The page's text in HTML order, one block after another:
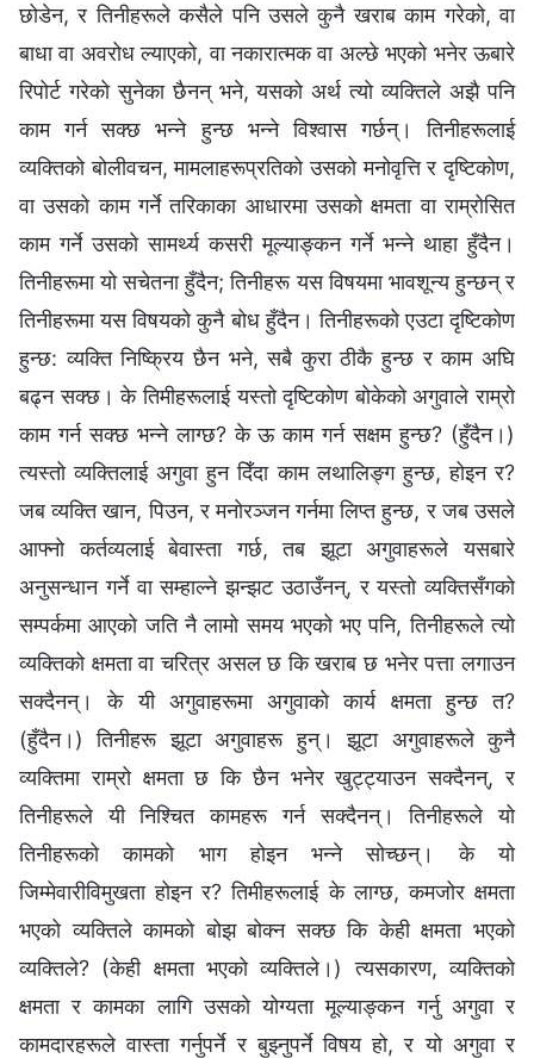
छोडेन, र तिनीहरूले कसैले पनि उसले कुनै खराब काम गरेको, वा
बाधा वा अवरोध ल्याएको, वा नकारात्मक वा अल्छे भएको भनेर ऊबारे
रिपोर्ट गरेको सुनेका छैनन् भने, यसको अर्थ त्यो व्यक्तिले अझै पनि
काम गर्न सक्छ भन्‍ने हुन्छ भन्‍ने विश्‍वास गर्छन्। तिनीहरूलाई
व्यक्तिको बोलीवचन, मामलाहरूप्रतिको उसको मनोवृत्ति र दृष्टिकोण,
वा उसको काम गर्ने तरिकाका आधारमा उसको क्षमता वा राम्रोसित
काम गर्ने उसको सामर्थ्य कसरी मूल्याङ्कन गर्ने भन्‍ने थाहा हुँदैन।
तिनीहरूमा यो सचेतना हुँदैन; तिनीहरू यस विषयमा भावशून्य हुन्छन् र
तिनीहरूमा यस विषयको कुनै बोध हुँदैन। तिनीहरूको एउटा दृष्टिकोण
हुन्छ: व्यक्ति निष्क्रिय छैन भने, सबै कुरा ठीकै हुन्छ र काम अघि
बढ्न सक्छ। के तिमीहरूलाई यस्तो दृष्टिकोण बोकेको अगुवाले राम्रो
काम गर्न सक्छ भन्‍ने लाग्छ? के ऊ काम गर्न सक्षम हुन्छ? (हुँदैन।)
त्यस्तो व्यक्तिलाई अगुवा हुन दिँदा काम लथालिङ्ग हुन्छ, होइन र?
जब व्यक्ति खान, पिउन, र मनोरञ्जन गर्नमा लिप्त हुन्छ, र जब उसले
आफ्नो कर्तव्यलाई बेवास्ता गर्छ, तब झूटा अगुवाहरूले यसबारे
अनुसन्धान गर्ने वा सम्हाल्ने झन्झट उठाउँनन्, र यस्तो व्यक्तिसँगको
सम्पर्कमा आएको जति नै लामो समय भएको भए पनि, तिनीहरूले त्यो
व्यक्तिको क्षमता वा चरित्र असल छ कि खराब छ भनेर पत्ता लगाउन
सक्दैनन्। के यी अगुवाहरूमा अगुवाको कार्य क्षमता हुन्छ त?
(हुँदैन।) तिनीहरू झूटा अगुवाहरू हुन्। झूटा अगुवाहरूले कुनै
व्यक्तिमा राम्रो क्षमता छ कि छैन भनेर खुट्ट्याउन सक्दैनन्, र
तिनीहरूले यी निश्‍चित कामहरू गर्न सक्दैनन्। तिनीहरूले यो
तिनीहरूको कामको भाग होइन भन्‍ने सोच्छन्। के यो
जिम्मेवारीविमुखता होइन र? तिमीहरूलाई के लाग्छ, कमजोर क्षमता
भएको व्यक्तिले कामको बोझ बोक्न सक्छ कि केही क्षमता भएको
व्यक्तिले? (केही क्षमता भएको व्यक्तिले।) त्यसकारण, व्यक्तिको
क्षमता र कामका लागि उसको योग्यता मूल्याङ्कन गर्नु अगुवा र
कामदारहरूले वास्ता गर्नुपर्ने र बुझ्नुपर्ने विषय हो, र यो अगुवा र